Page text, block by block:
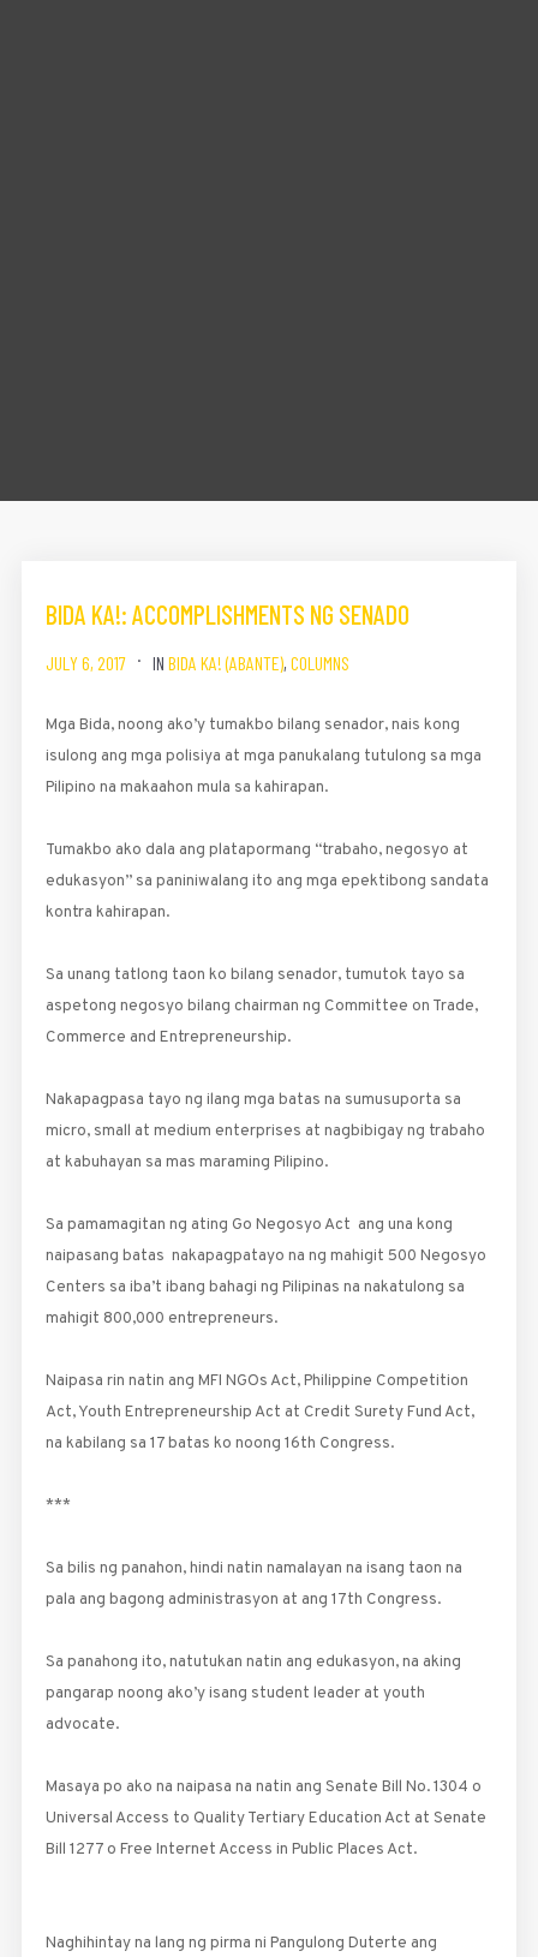
BIDA KA!: ACCOMPLISHMENTS NG SENADO
JULY 6, 2017 IN BIDA KA! (ABANTE), COLUMNS
Mga Bida, noong ako’y tumakbo bilang senador, nais kong
isulong ang mga polisiya at mga panukalang ­tutulong sa mga
Pilipino na maka­ahon mula sa kahirapan.
Tumakbo ako dala ang platapormang “trabaho, negosyo at
edukasyon” sa paniniwalang ito ang mga epektibong sandata
kontra kahirapan.
Sa unang tatlong taon ko bilang senador, tumutok tayo sa
aspetong negosyo bilang chairman ng Committee on Trade,
Commerce and Entrepreneurship.
Nakapagpasa tayo ng ilang mga batas na sumusuporta sa
micro, small at medium enterprises at nagbibigay ng trabaho
at kabuhayan sa mas maraming Pilipino.
Sa pamamagitan ng ating Go Negosyo Act ang una kong
naipasang batas nakapagpatayo na ng mahigit 500 Negosyo
Centers sa iba’t ibang bahagi ng Pilipinas na nakatulong sa
mahigit 800,000 entrepreneurs.
Naipasa rin natin ang MFI NGOs Act, Philippine Competition
Act, Youth Entrepreneurship Act at Credit Surety Fund Act,
na kabilang sa 17 batas ko noong 16th Congress.
***
Sa bilis ng panahon, hindi natin namalayan na isang taon na
pala ang bagong administrasyon at ang 17th Congress.
Sa panahong ito, natutukan natin ang edukasyon, na aking
pangarap noong ako’y isang student leader at youth
advocate.
Masaya po ako na naipasa na natin ang Senate Bill No. 1304 o
Universal Access to Quality Tertiary Education Act at Senate
Bill 1277 o Free Internet Access in Public Places Act.
Naghihintay na lang ng pirma ni Pangulong Duterte ang